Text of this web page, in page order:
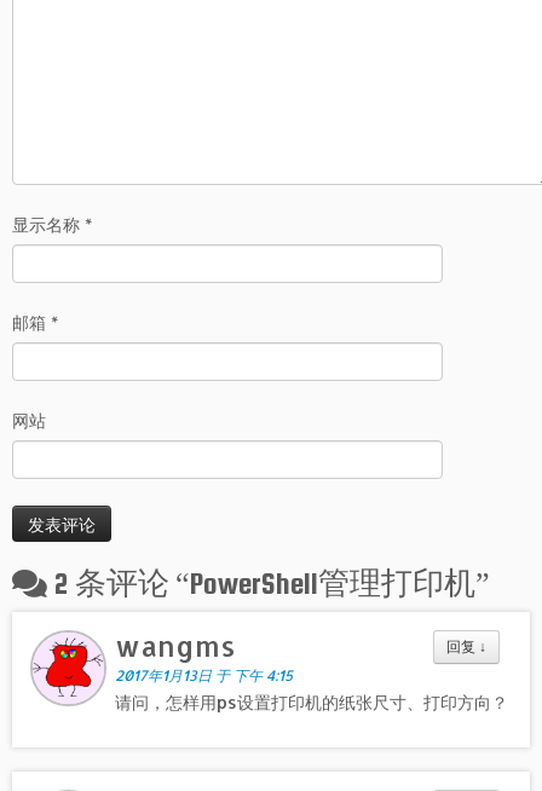
显示名称 *
邮箱 *
网站
2 条评论 “PowerShell管理打印机”
回复 ↓
wangms
2017年1月13日 于 下午 4:15
请问，怎样用ps设置打印机的纸张尺寸、打印方向？